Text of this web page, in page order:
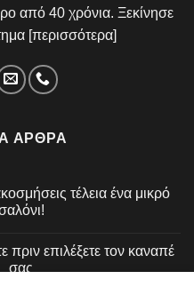
από 40 χρόνια. Ξεκίνησε
[περισσότερα]
ΆΡΘΡΑ
τέλεια ένα μικρό
πριν επιλέξετε τον καναπέ
σας